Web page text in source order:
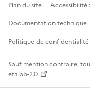
Plan du site
Documentation technique
Politique de confidentialité
Sauf mention contraire,
etalab-2.0